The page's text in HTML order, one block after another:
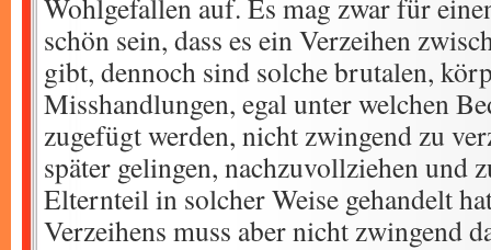
Wohlgefallen auf. Es mag zwar für
schön sein, dass es ein Verzeihen
gibt, dennoch sind solche brutalen,
Misshandlungen, egal unter welchen
zugefügt werden, nicht zwingend zu
später gelingen, nachzuvollziehen und
Elternteil in solcher Weise gehandelt
Verzeihens muss aber nicht zwingend